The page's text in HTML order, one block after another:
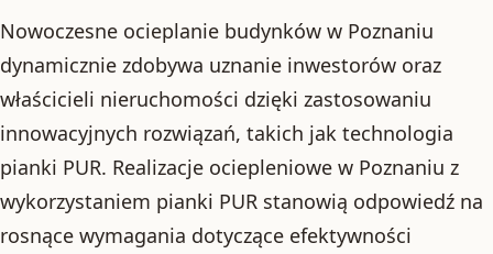
Nowoczesne ocieplanie budynków w Poznaniu
dynamicznie zdobywa uznanie inwestorów oraz
właścicieli nieruchomości dzięki zastosowaniu
innowacyjnych rozwiązań, takich jak technologia
pianki PUR. Realizacje ociepleniowe w Poznaniu z
wykorzystaniem pianki PUR stanowią odpowiedź na
rosnące wymagania dotyczące efektywności